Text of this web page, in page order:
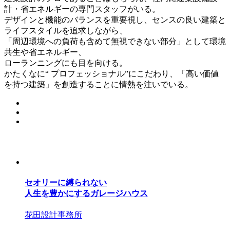
計・省エネルギーの専門スタッフがいる。
デザインと機能のバランスを重要視し、センスの良い建築と
ライフスタイルを追求しながら、
「周辺環境への負荷も含めて無視できない部分」として環境
共生や省エネルギー、
ローランニングにも目を向ける。
かたくなに“ プロフェッショナル”にこだわり、「高い価値
を持つ建築」を創造することに情熱を注いでいる。
セオリーに縛られない
人生を豊かにするガレージハウス
花田設計事務所